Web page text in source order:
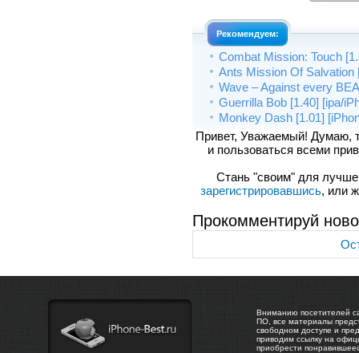
Рекомендуем:
Combat Mission: Touch
Ants Mission Of Salvation
Wave – Against every
Guerrilla Bob [1.40] [ipa/
Monkey Dash [1.01]
Привет, Уважаемый! Думаю,
и пользоваться всеми
Стань "своим" для
зарегистрировавшись, или
Прокомментируй
Вниманию посетителей
ПО, все материалы
свободном доступе и
приводим ссылку на
приобрести